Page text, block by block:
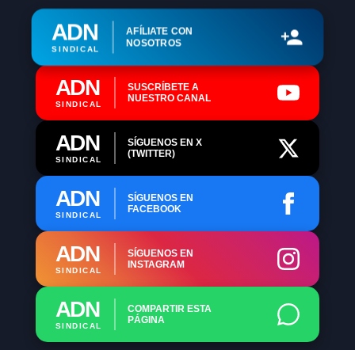
ADN
SINDICAL
AFÍLIATE CON
NOSOTROS
ADN
SINDICAL
SUSCRÍBETE A
NUESTRO CANAL
ADN
SINDICAL
SÍGUENOS EN X
(TWITTER)
ADN
SINDICAL
SÍGUENOS EN
FACEBOOK
ADN
SINDICAL
SÍGUENOS EN
INSTAGRAM
ADN
SINDICAL
COMPARTIR ESTA
PÁGINA